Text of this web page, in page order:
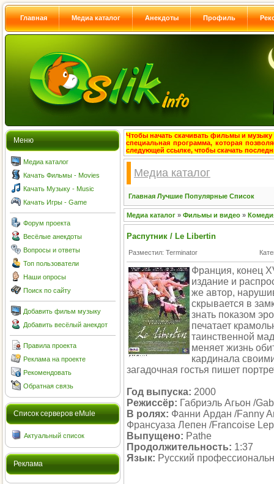
Главная Медиа каталог Анекдоты Профиль
Меню
Медиа каталог
Качать Фильмы - Movies
Качать Музыку - Music
Качать Игры - Game
Форум проекта
Весёлые анекдоты
Вопросы и ответы
Топ пользователи
Наши опросы
Поиск по сайту
Добавить фильм музыку
Добавить весёлый анекдот
Правила проекта
Реклама на проекте
Рекомендовать
Обратная связь
Cписок серверов eMule
Актуальный список
Реклама
Чтобы начать скачивать фильмы и музыку
специальная программа, которая
следующей ссылке, чтобы скачать
Медиа каталог
Главная Лучшие Популярные Список
Медиа каталог » Фильмы и видео »
Распутник / Le Libertin
Разместил: Terminator
Франция, конец
издание и
же автор,
скрывается в
знать показом
печатает
таинственной
меняет жизнь
кардинала
загадочная гостья пишет
Год выпуска: 2000
Режиссёр: Габриэль Агьон /
В ролях: Фанни Ардан /Fanny
Франсуаза Лепен /Francoise
Выпущено: Pathe
Продолжительность: 1:37
Язык: Русский